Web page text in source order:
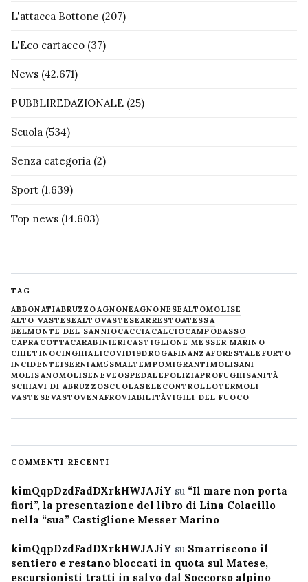
L'attacca Bottone (207)
L'Eco cartaceo (37)
News (42.671)
PUBBLIREDAZIONALE (25)
Scuola (534)
Senza categoria (2)
Sport (1.639)
Top news (14.603)
TAG
ABBONATIABRUZZOAGNONEAGNONESEALTOMOLISE
ALTO VASTESEALTOVASTESEARRESTOATESSA
BELMONTE DEL SANNIOCACCIACALCIOCAMPOBASSO
CAPRACOTTACARABINIERICASTIGLIONE MESSER MARINO
CHIETINOCINGHIALICOVID19DROGAFINANZAFORESTALE FURTO
INCIDENTEISERNIAM5SMALTEMPOMIGRANTIMOLISANI
MOLISANOMOLISENEVE OSPEDALEPOLIZIAPROFUGHISANITÀ
SCHIAVI DI ABRUZZOSCUOLASELECONTROLLOTERMOLI
VASTESEVASTOVENAFROVIABILITÀVIGILI DEL FUOCO
COMMENTI RECENTI
kimQqpDzdFadDXrkHWJAJiY su “Il mare non porta
fiori”, la presentazione del libro di Lina Colacillo
nella “sua” Castiglione Messer Marino
kimQqpDzdFadDXrkHWJAJiY su Smarriscono il
sentiero e restano bloccati in quota sul Matese,
escursionisti tratti in salvo dal Soccorso alpino